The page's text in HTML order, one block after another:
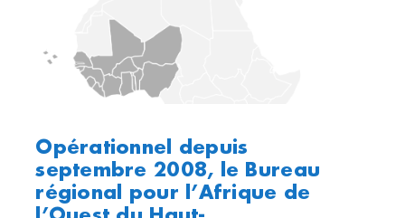
Opérationnel depuis
septembre 2008, le Bureau
régional pour l’Afrique de